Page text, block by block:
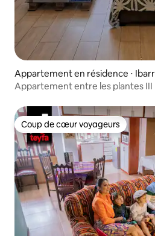
Appartement en résidence ⋅
Appartement entre les plantes III
Coup de cœur voyageurs
Coup de cœur voyageurs